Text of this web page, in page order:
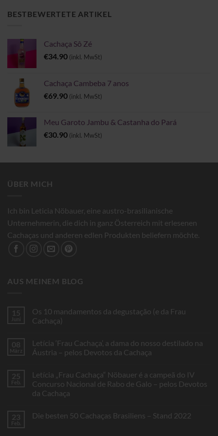
€6.00
BESTBEWERTETE ARTIKEL
Cachaça Sô Zé
€34.90 (inkl. MwSt)
Cachaça Cambeba 7 anos
€69.90 (inkl. MwSt)
Meu Garoto Jambu & Castanha do Pará
€30.90 (inkl. MwSt)
ÜBER MICH
Ich bin Leticia Nöbauer, eine austro-brasilianische
Unternehmerin, die dich in ganz Österreich mit erlesenen
Cachaças und anderen edlen Produkten beliefern möchte.
AUS MEINEM BLOG
15
Juni
Os 10 mandamentos da degustação (e da Frau
Cachaça)
zu
Os
10
degustação
(e
da
Frau
08
März
Letícia ‘Frau Cachaça’, a dama do nosso destilado na
Áustria – pelos Devotos da Cachaça
zu
Letícia
‘Frau
Cachaça’,
do
nosso
25
Feb.
Letícia „Frau Cachaça“ Nöbauer é a campeã do IV
Concurso Nacional de Rabo de Galo – pelos Devotos
da Cachaça
zu
23
Feb.
Die besten 50 Cachaças Brasiliens – Stand 2022